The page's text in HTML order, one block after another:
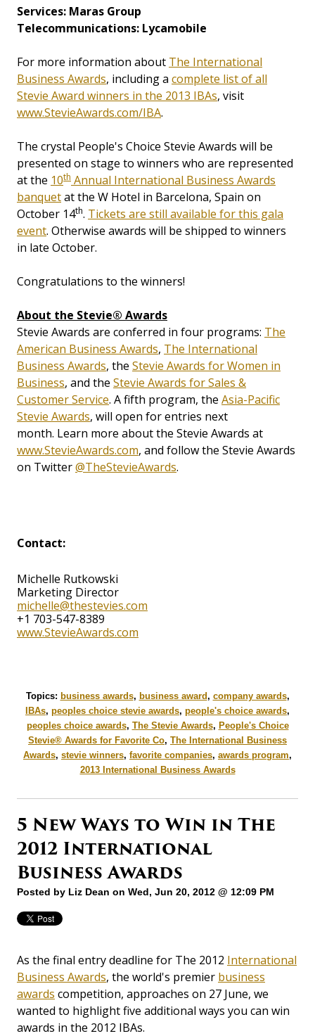
Services: Maras Group
Telecommunications: Lycamobile
For more information about The International
Business Awards, including a complete list of all
Stevie Award winners in the 2013 IBAs, visit
www.StevieAwards.com/IBA.
The crystal People's Choice Stevie Awards will be
presented on stage to winners who are represented
at the 10th Annual International Business Awards
banquetat the W Hotel in Barcelona, Spain on
October 14th. Tickets are still available for this gala
event. Otherwise awards will be shipped to winners
in late October.
Congratulations to the winners!
About the Stevie® Awards
Stevie Awards are conferred in four programs: The
American Business Awards, The International
Business Awards, the Stevie Awards for Women in
Business, and the Stevie Awards for Sales &
Customer Service. A fifth program, the Asia-Pacific
Stevie Awards, will open for entries next
month. Learn more about the Stevie Awards at
www.StevieAwards.com, and follow the Stevie Awards
on Twitter@TheStevieAwards.
Contact:
Michelle Rutkowski
Marketing Director
michelle@thestevies.com
+1 703-547-8389
www.StevieAwards.com
Topics: business awards, business award, company awards,
IBAs, peoples choice stevie awards, people's choice awards,
peoples choice awards, The Stevie Awards, People's Choice
Stevie® Awards for Favorite Co, The International Business
Awards, stevie winners, favorite companies, awards program,
2013 International Business Awards
5 New Ways to Win in The
2012 International
Business Awards
Posted by Liz Dean on Wed, Jun 20, 2012 @ 12:09 PM
As the final entry deadline for The 2012 International
Business Awards, the world's premier business
awards competition, approaches on 27 June, we
wanted to highlight five additional ways you can win
awards in the 2012 IBAs.